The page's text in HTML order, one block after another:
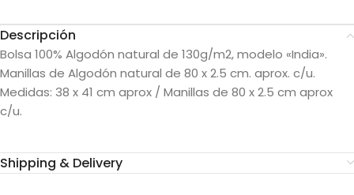
Descripción
Bolsa 100% Algodón natural de 130g/m2, modelo «India».
Manillas de Algodón natural de 80 x 2.5 cm. aprox. c/u.
Medidas: 38 x 41 cm aprox / Manillas de 80 x 2.5 cm aprox
c/u.
Shipping & Delivery